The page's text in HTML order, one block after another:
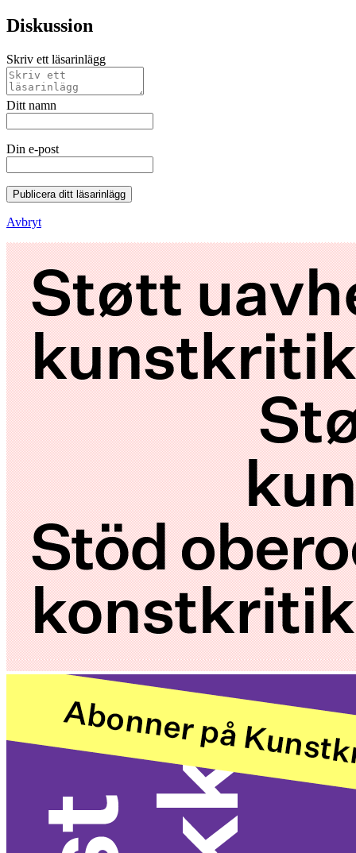
Diskussion
Skriv ett läsarinlägg
Ditt namn
Din e-post
Publicera ditt läsarinlägg
Avbryt